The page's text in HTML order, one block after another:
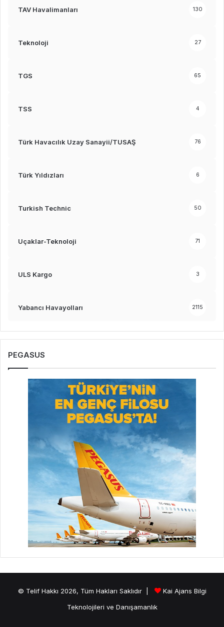
TAV Havalimanları 130
Teknoloji 27
TGS 65
TSS 4
Türk Havacılık Uzay Sanayii/TUSAŞ 76
Türk Yıldızları 6
Turkish Technic 50
Uçaklar-Teknoloji 71
ULS Kargo 3
Yabancı Havayolları 2115
PEGASUS
© Telif Hakkı 2026, Tüm Hakları Saklıdır |
Kai Ajans Bilgi
Teknolojileri ve Danışamanlık